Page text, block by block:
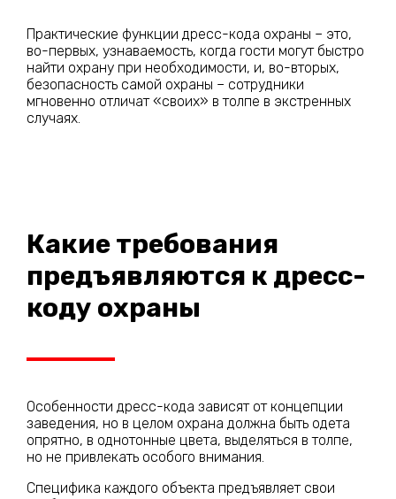
Практические функции дресс-кода охраны – это,
во-первых, узнаваемость, когда гости могут быстро
найти охрану при необходимости, и, во-вторых,
безопасность самой охраны – сотрудники
мгновенно отличат «своих» в толпе в экстренных
случаях.
Какие требования
предъявляются к дресс-
коду охраны
Особенности дресс-кода зависят от концепции
заведения, но в целом охрана должна быть одета
опрятно, в однотонные цвета, выделяться в толпе,
но не привлекать особого внимания.
Специфика каждого объекта предъявляет свои